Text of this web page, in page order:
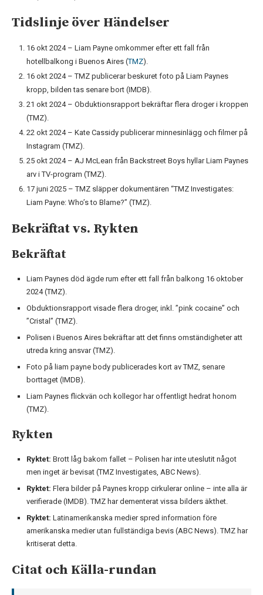
Tidslinje över Händelser
16 okt 2024 – Liam Payne omkommer efter ett fall från
hotellbalkong i Buenos Aires (TMZ).
16 okt 2024 – TMZ publicerar beskuret foto på Liam Paynes
kropp, bilden tas senare bort (IMDB).
21 okt 2024 – Obduktionsrapport bekräftar flera droger i kroppen
(TMZ).
22 okt 2024 – Kate Cassidy publicerar minnesinlägg och filmer på
Instagram (TMZ).
25 okt 2024 – AJ McLean från Backstreet Boys hyllar Liam Paynes
arv i TV-program (TMZ).
17 juni 2025 – TMZ släpper dokumentären “TMZ Investigates:
Liam Payne: Who’s to Blame?” (TMZ).
Bekräftat vs. Rykten
Bekräftat
Liam Paynes död ägde rum efter ett fall från balkong 16 oktober
2024 (TMZ).
Obduktionsrapport visade flera droger, inkl. ”pink cocaine” och
”Cristal” (TMZ).
Polisen i Buenos Aires bekräftar att det finns omständigheter att
utreda kring ansvar (TMZ).
Foto på liam payne body publicerades kort av TMZ, senare
borttaget (IMDB).
Liam Paynes flickvän och kollegor har offentligt hedrat honom
(TMZ).
Rykten
Ryktet: Brott låg bakom fallet – Polisen har inte uteslutit något
men inget är bevisat (TMZ Investigates, ABC News).
Ryktet: Flera bilder på Paynes kropp cirkulerar online – inte alla är
verifierade (IMDB). TMZ har dementerat vissa bilders äkthet.
Ryktet: Latinamerikanska medier spred information före
amerikanska medier utan fullständiga bevis (ABC News). TMZ har
kritiserat detta.
Citat och Källa-rundan